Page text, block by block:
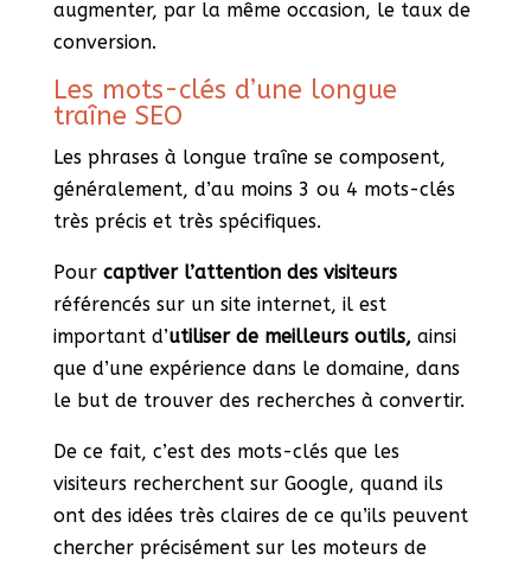
augmenter, par la même occasion, le taux de
conversion.
Les mots-clés d’une longue
traîne SEO
Les phrases à longue traîne se composent,
généralement, d’au moins 3 ou 4 mots-clés
très précis et très spécifiques.
Pour captiver l’attention des visiteurs
référencés sur un site internet, il est
important d’utiliser de meilleurs outils, ainsi
que d’une expérience dans le domaine, dans
le but de trouver des recherches à convertir.
De ce fait, c’est des mots-clés que les
visiteurs recherchent sur Google, quand ils
ont des idées très claires de ce qu’ils peuvent
chercher précisément sur les moteurs de